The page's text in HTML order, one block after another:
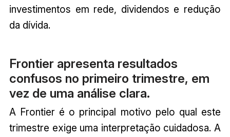
investimentos em rede, dividendos e redução
da dívida.
Frontier apresenta resultados
confusos no primeiro trimestre, em
vez de uma análise clara.
A Frontier é o principal motivo pelo qual este
trimestre exige uma interpretação cuidadosa. A